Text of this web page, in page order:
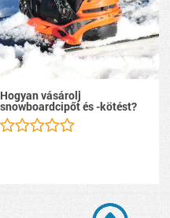
Hogyan vásárolj
snowboardcipőt és -kötést?